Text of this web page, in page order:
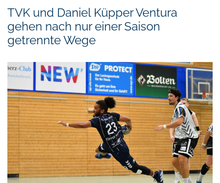
TVK und Daniel Küpper Ventura
gehen nach nur einer Saison
getrennte Wege